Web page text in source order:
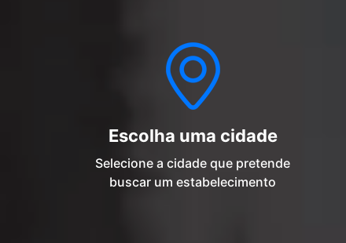
Escolha uma cidade
Selecione a cidade que pretende
buscar um estabelecimento